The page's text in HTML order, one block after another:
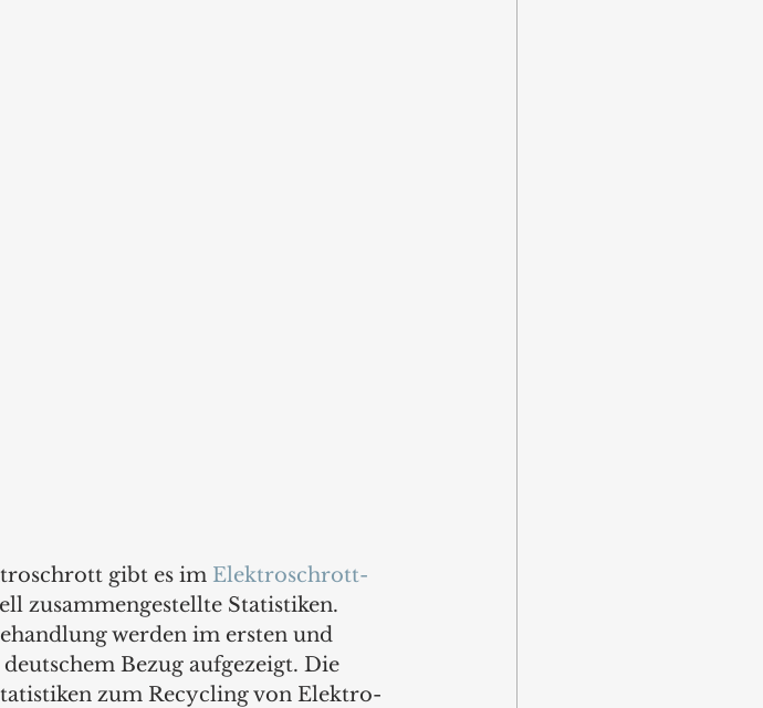
gibt es im Elektroschrott-
zusammengestellte Statistiken.
werden im ersten und
Bezug aufgezeigt. Die
zum Recycling von Elektro-